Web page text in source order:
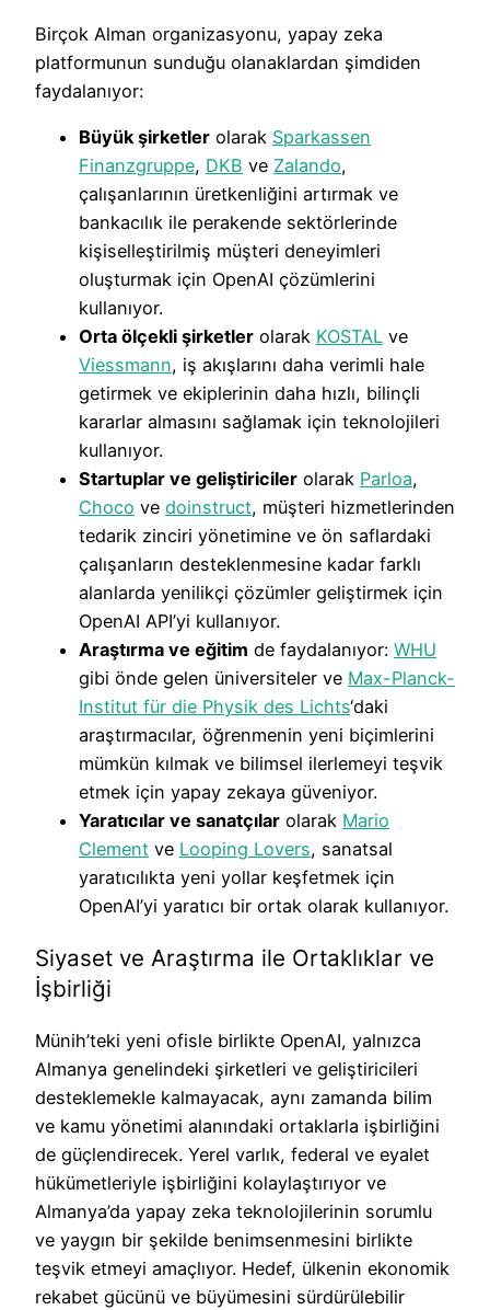
Birçok Alman organizasyonu, yapay zeka
platformunun sunduğu olanaklardan şimdiden
faydalanıyor:
Büyük şirketler olarak Sparkassen
Finanzgruppe, DKB ve Zalando,
çalışanlarının üretkenliğini artırmak ve
bankacılık ile perakende sektörlerinde
kişiselleştirilmiş müşteri deneyimleri
oluşturmak için OpenAI çözümlerini
kullanıyor.
Orta ölçekli şirketler olarak KOSTAL ve
Viessmann, iş akışlarını daha verimli hale
getirmek ve ekiplerinin daha hızlı, bilinçli
kararlar almasını sağlamak için teknolojileri
kullanıyor.
Startuplar ve geliştiriciler olarak Parloa,
Choco ve doinstruct, müşteri hizmetlerinden
tedarik zinciri yönetimine ve ön saflardaki
çalışanların desteklenmesine kadar farklı
alanlarda yenilikçi çözümler geliştirmek için
OpenAI API’yi kullanıyor.
Araştırma ve eğitim de faydalanıyor: WHU
gibi önde gelen üniversiteler ve Max-Planck-
Institut für die Physik des Lichts‘daki
araştırmacılar, öğrenmenin yeni biçimlerini
mümkün kılmak ve bilimsel ilerlemeyi teşvik
etmek için yapay zekaya güveniyor.
Yaratıcılar ve sanatçılar olarak Mario
Clement ve Looping Lovers, sanatsal
yaratıcılıkta yeni yollar keşfetmek için
OpenAI’yi yaratıcı bir ortak olarak kullanıyor.
Siyaset ve Araştırma ile Ortaklıklar ve
İşbirliği
Münih’teki yeni ofisle birlikte OpenAI, yalnızca
Almanya genelindeki şirketleri ve geliştiricileri
desteklemekle kalmayacak, aynı zamanda bilim
ve kamu yönetimi alanındaki ortaklarla işbirliğini
de güçlendirecek. Yerel varlık, federal ve eyalet
hükümetleriyle işbirliğini kolaylaştırıyor ve
Almanya’da yapay zeka teknolojilerinin sorumlu
ve yaygın bir şekilde benimsenmesini birlikte
teşvik etmeyi amaçlıyor. Hedef, ülkenin ekonomik
rekabet gücünü ve büyümesini sürdürülebilir